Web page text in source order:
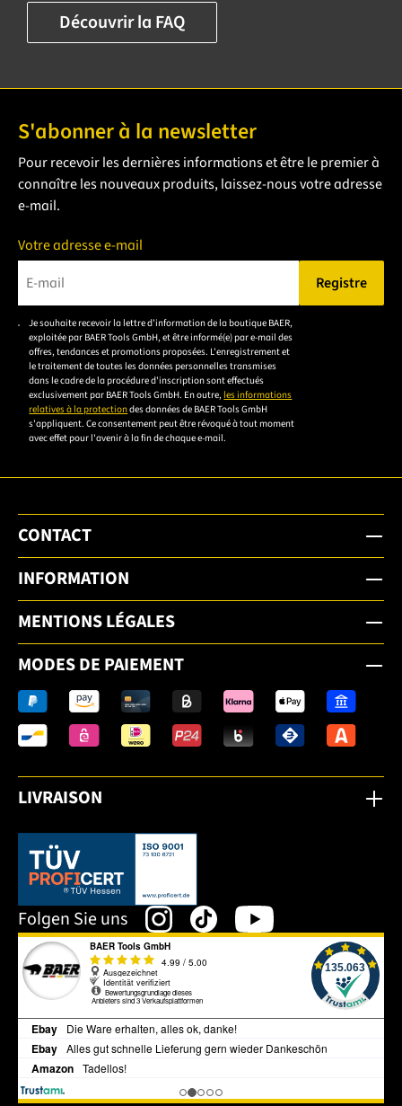
Découvrir la FAQ
S'abonner à la newsletter
Pour recevoir les dernières informations et être le premier à
connaître les nouveaux produits, laissez-nous votre adresse
e-mail.
Votre adresse e-mail
Veuillez saisir une adresse e-mail valide.
Registre
Je souhaite recevoir la lettre d'information de la boutique BAER,
exploitée par BAER Tools GmbH, et être informé(e) par e-mail des
offres, tendances et promotions proposées. L'enregistrement et
le traitement de toutes les données personnelles transmises
dans le cadre de la procédure d'inscription sont effectués
exclusivement par BAER Tools GmbH. En outre, les informations
relatives à la protectiondes données de BAER Tools GmbH
s'appliquent. Ce consentement peut être révoqué à tout moment
avec effet pour l'avenir à la fin de chaque e-mail.
CONTACT
INFORMATION
MENTIONS LÉGALES
MODES DE PAIEMENT
LIVRAISON
Dieser Link öffnet sich in einem neuen Tab.
Folgen Sie uns